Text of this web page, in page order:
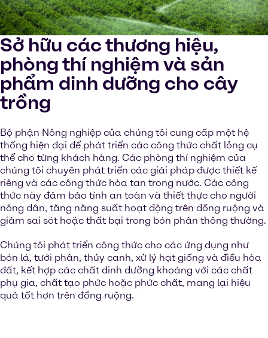
Sở hữu các thương hiệu,
phòng thí nghiệm và sản
phẩm dinh dưỡng cho cây
trồng
Bộ phận Nông nghiệp của chúng tôi cung cấp một hệ
thống hiện đại để phát triển các công thức chất lỏng cụ
thể cho từng khách hàng. Các phòng thí nghiệm của
chúng tôi chuyên phát triển các giải pháp được thiết kế
riêng và các công thức hòa tan trong nước. Các công
thức này đảm bảo tính an toàn và thiết thực cho người
nông dân, tăng năng suất hoạt động trên đồng ruộng và
giảm sai sót hoặc thất bại trong bón phân thông thường.
Chúng tôi phát triển công thức cho các ứng dụng như
bón lá, tưới phân, thủy canh, xử lý hạt giống và điều hòa
đất, kết hợp các chất dinh dưỡng khoáng với các chất
phụ gia, chất tạo phức hoặc phức chất, mang lại hiệu
quả tốt hơn trên đồng ruộng.